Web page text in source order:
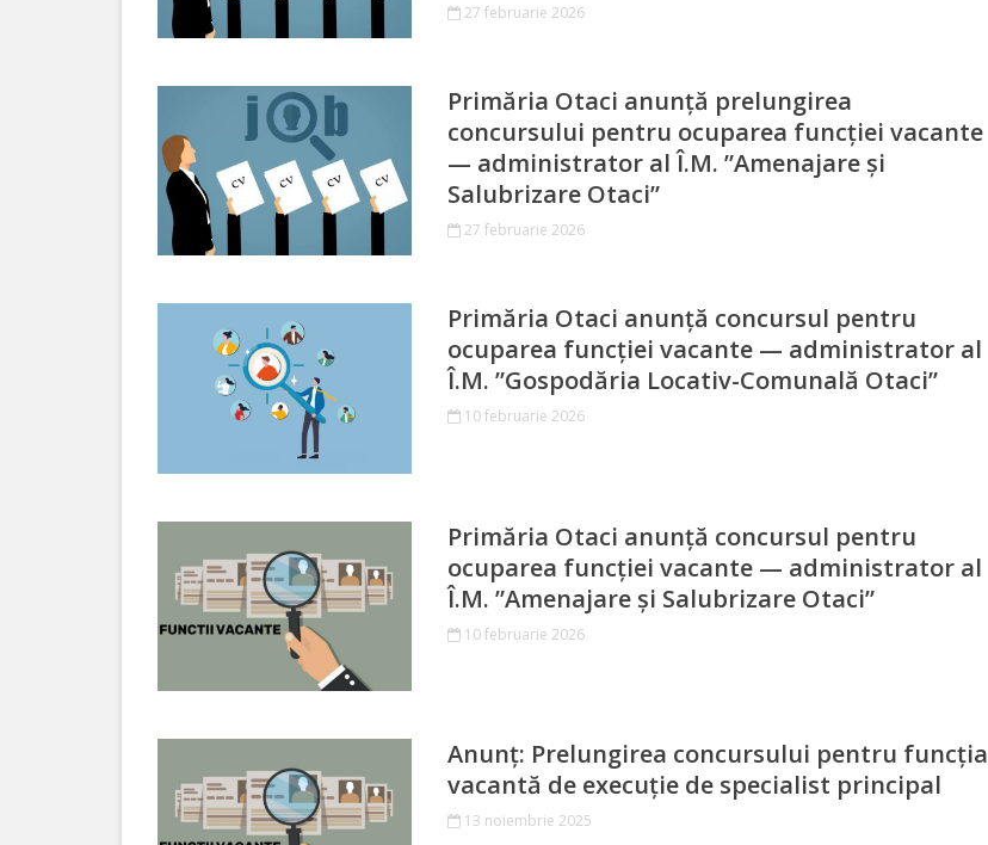
Biblioteca
Grădinițe
Детский/
№2*Родничок*
г.Отачь
Biserica
Regulamentul
27 februarie 2026
Primăria Otaci anunță prelungirea
concursului pentru ocuparea funcției vacante
— administrator al Î.M. ”Amenajare și
Salubrizare Otaci”
27 februarie 2026
Primăria Otaci anunță concursul pentru
ocuparea funcției vacante — administrator al
Î.M. ”Gospodăria Locativ-Comunală Otaci”
10 februarie 2026
Primăria Otaci anunță concursul pentru
ocuparea funcției vacante — administrator al
Î.M. ”Amenajare și Salubrizare Otaci”
10 februarie 2026
Anunț: Prelungirea concursului pentru funcția
vacantă de execuție de specialist principal
13 noiembrie 2025